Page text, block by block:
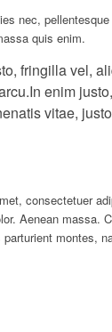
nec,
quis enim.
fringilla vel,
enim
vitae,
consectetuer
Aenean massa.
montes,